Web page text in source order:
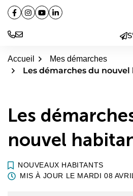
Aller
au
contenu
Facebook
(ouverture dans un nouvel onglet)
Instagram
(ouverture dans un nouvel onglet)
YouTube
(ouverture dans un nouvel
Linkedin
(ouverture dans un
Accueil Mes démarches
Les démarches du
Les
nouvel
NOUVEAUX HABITANTS
MIS À JOUR LE MARDI 08